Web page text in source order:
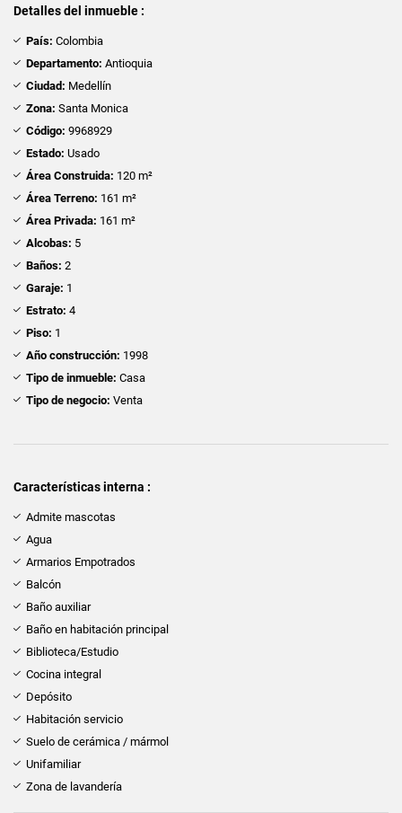
Detalles del inmueble :
País: Colombia
Departamento: Antioquia
Ciudad: Medellín
Zona: Santa Monica
Código: 9968929
Estado: Usado
Área Construida: 120 m²
Área Terreno: 161 m²
Área Privada: 161 m²
Alcobas: 5
Baños: 2
Garaje: 1
Estrato: 4
Piso: 1
Año construcción: 1998
Tipo de inmueble: Casa
Tipo de negocio: Venta
Características interna :
Admite mascotas
Agua
Armarios Empotrados
Balcón
Baño auxiliar
Baño en habitación principal
Biblioteca/Estudio
Cocina integral
Depósito
Habitación servicio
Suelo de cerámica / mármol
Unifamiliar
Zona de lavandería